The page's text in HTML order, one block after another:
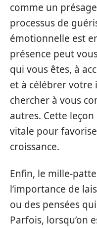
comme un
processus de
émotionnelle est
présence peut
qui vous êtes, à
et à célébrer
chercher à vous
autres. Cette
vitale pour
croissance.
Enfin, le mille-
l’importance de
ou des pensées
Parfois, lorsqu’on